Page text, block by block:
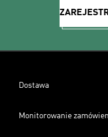
Dostawa
Monitorowanie